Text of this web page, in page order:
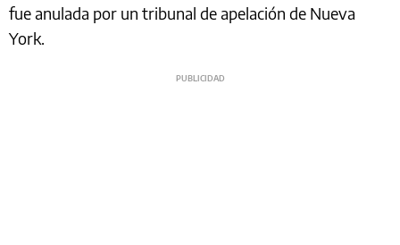
fue anulada por un tribunal de apelación de Nueva
York.